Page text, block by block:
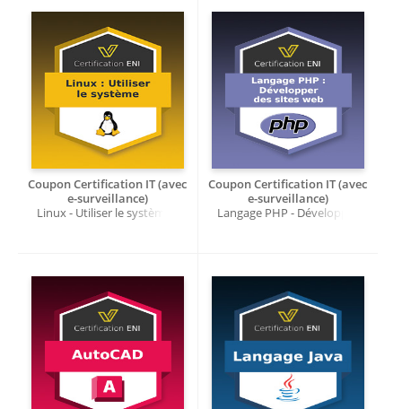
Coupon Certification IT (avec
e-surveillance)
Linux - Utiliser le système -
Coupon Certification IT (avec
e-surveillance)
Langage PHP - Développer